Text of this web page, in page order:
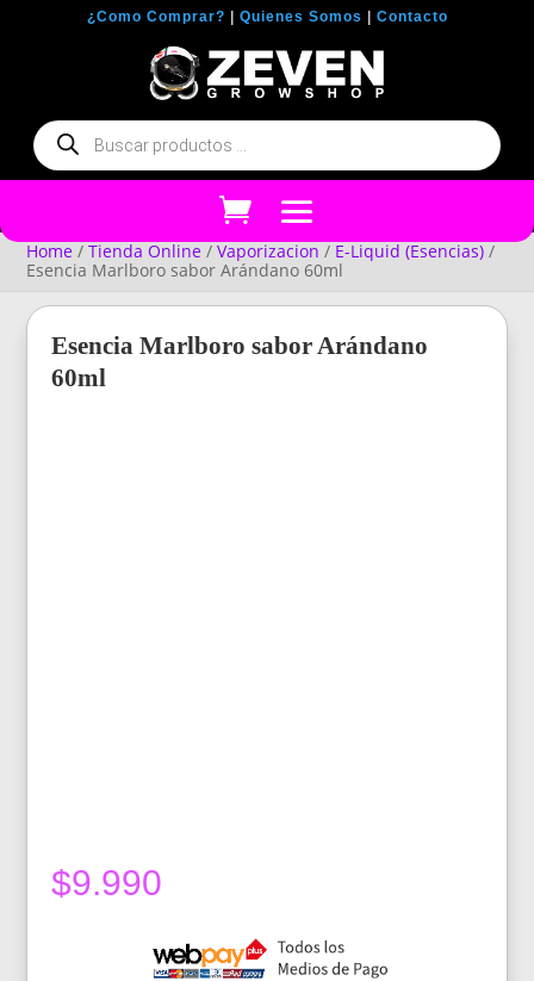
¿Como Comprar? Quienes Somos Contacto
Búsqueda
de
productos
Home /Tienda Online /Vaporizacion / E-Liquid (Esencias) /
Esencia Marlboro sabor Arándano 60ml
Esencia Marlboro sabor Arándano
60ml
$9.990